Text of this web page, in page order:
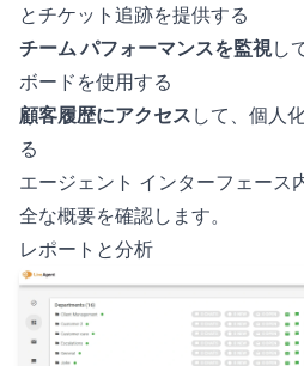
とチケット追跡を提供する
チーム パフォーマンスを監視し
ボードを使用する
顧客履歴にアクセス して、個人
る
エージェント インターフェース
全な概要を確認します。
レポートと分析